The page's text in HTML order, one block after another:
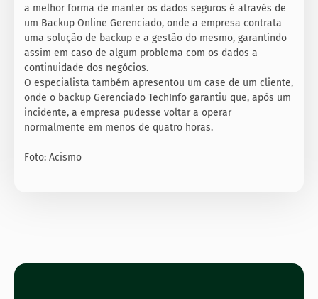
a melhor forma de manter os dados seguros é através de
um Backup Online Gerenciado, onde a empresa contrata
uma solução de backup e a gestão do mesmo, garantindo
assim em caso de algum problema com os dados a
continuidade dos negócios.
O especialista também apresentou um case de um cliente,
onde o backup Gerenciado TechInfo garantiu que, após um
incidente, a empresa pudesse voltar a operar
normalmente em menos de quatro horas.
Foto: Acismo